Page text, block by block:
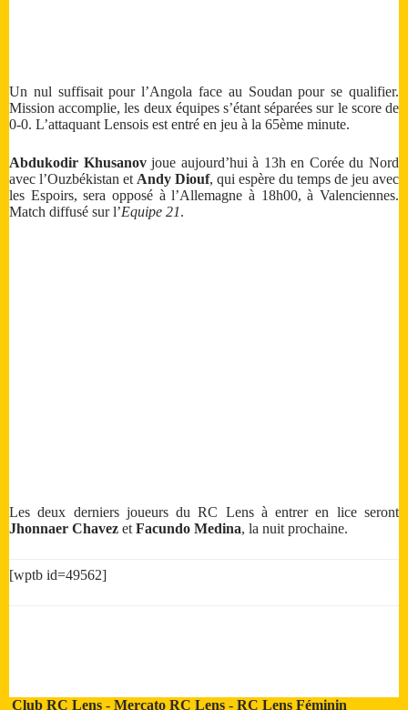
Un nul suffisait pour l’Angola face au Soudan pour se qualifier.
Mission accomplie, les deux équipes s’étant séparées sur le score de
0-0. L’attaquant Lensois est entré en jeu à la 65ème minute.
Abdukodir Khusanovjoue aujourd’hui à 13h en Corée du Nord
avec l’Ouzbékistan et Andy Diouf, qui espère du temps de jeu avec
les Espoirs, sera opposé à l’Allemagne à 18h00, à Valenciennes.
Match diffusé sur l’Equipe 21.
Les deux derniers joueurs du RC Lens à entrer en lice seront
Jhonnaer Chavez et Facundo Medina, la nuit prochaine.
[wptb id=49562]
Club RC Lens -Mercato RC Lens -RC Lens Féminin